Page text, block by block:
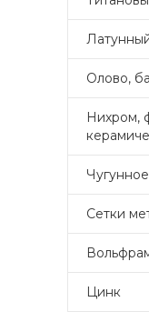
Олово,
Нихром,
Сетки
Цинк